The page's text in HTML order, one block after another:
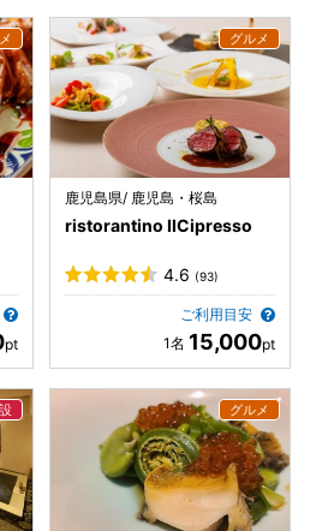
鹿児島県/ 鹿児島・桜島
ristorantino IlCipresso
4.6 (93)
ご利用目安
15,000